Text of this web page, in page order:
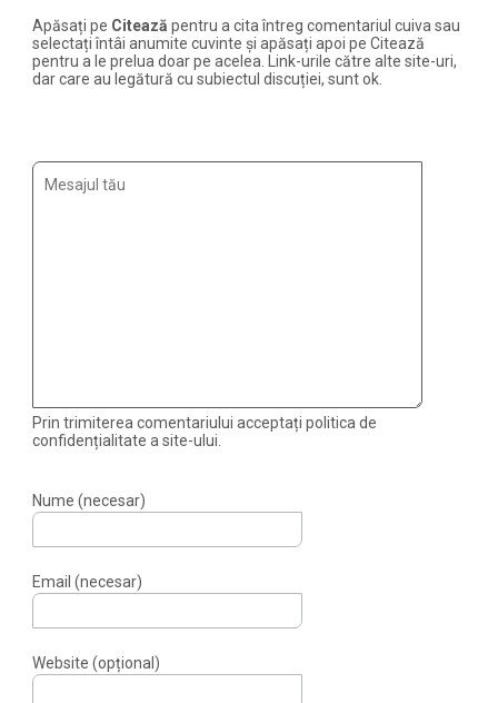
Apăsați pe Citează pentru a cita întreg comentariul cuiva sau
selectați întâi anumite cuvinte și apăsați apoi pe Citează
pentru a le prelua doar pe acelea. Link-urile către alte site-uri,
dar care au legătură cu subiectul discuției, sunt ok.
Prin trimiterea comentariului acceptați politica de
confidențialitate a site-ului.
Nume (necesar)
Email (necesar)
Website (opțional)